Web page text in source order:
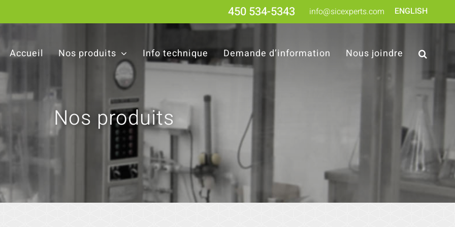
ENGLISH
450 534-5343 info@sicexperts.com
Accueil Nos produits Info technique Demande d’information Nous joindre
Nos produits